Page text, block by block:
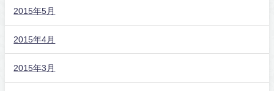
2015年5月
2015年4月
2015年3月